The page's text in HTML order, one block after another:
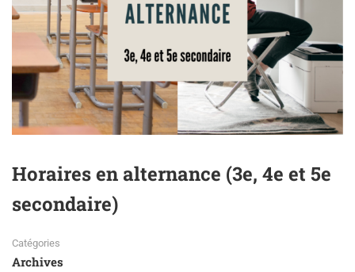
Horaires en alternance (3e, 4e et 5e
secondaire)
Catégories
Archives